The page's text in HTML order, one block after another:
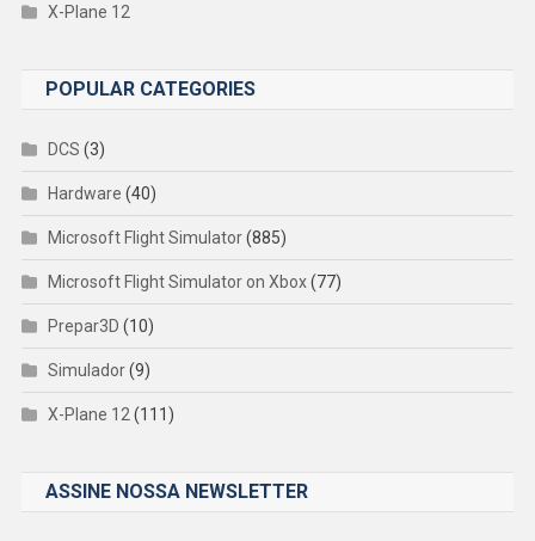
X-Plane 12
POPULAR CATEGORIES
DCS (3)
Hardware (40)
Microsoft Flight Simulator(885)
Microsoft Flight Simulator on Xbox(77)
Prepar3D (10)
Simulador(9)
X-Plane 12 (111)
ASSINE NOSSA NEWSLETTER